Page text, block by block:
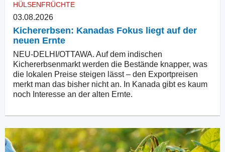
HÜLSENFRÜCHTE
03.08.2026
Kichererbsen: Kanadas Fokus liegt auf der
neuen Ernte
NEU-DELHI/OTTAWA. Auf dem indischen
Kichererbsenmarkt werden die Bestände knapper, was
die lokalen Preise steigen lässt – den Exportpreisen
merkt man das bisher nicht an. In Kanada gibt es kaum
noch Interesse an der alten Ernte.